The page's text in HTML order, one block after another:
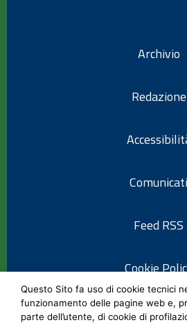
Archivio
Redazione
Comunicati
Feed RSS
Cookie
Informativa
Questo Sito fa uso di cookie tecnici
funzionamento delle pagine web e,
parte dell’utente, di cookie di